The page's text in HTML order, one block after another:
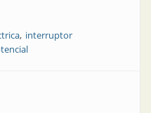
interruptor